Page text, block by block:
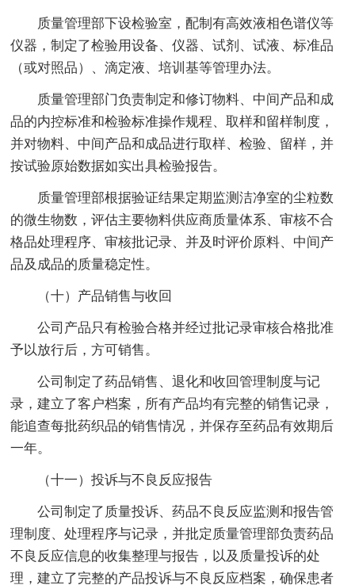
质量管理部下设检验室，配制有高效液相色谱仪等
仪器，制定了检验用设备、仪器、试剂、试液、标准品
（或对照品）、滴定液、培训基等管理办法。
质量管理部门负责制定和修订物料、中间产品和成
品的内控标准和检验标准操作规程、取样和留样制度，
并对物料、中间产品和成品进行取样、检验、留样，并
按试验原始数据如实出具检验报告。
质量管理部根据验证结果定期监测洁净室的尘粒数
的微生物数，评估主要物料供应商质量体系、审核不合
格品处理程序、审核批记录、并及时评价原料、中间产
品及成品的质量稳定性。
（十）产品销售与收回
公司产品只有检验合格并经过批记录审核合格批准
予以放行后，方可销售。
公司制定了药品销售、退化和收回管理制度与记
录，建立了客户档案，所有产品均有完整的销售记录，
能追查每批药织品的销售情况，并保存至药品有效期后
一年。
（十一）投诉与不良反应报告
公司制定了质量投诉、药品不良反应监测和报告管
理制度、处理程序与记录，并批定质量管理部负责药品
不良反应信息的收集整理与报告，以及质量投诉的处
理，建立了完整的产品投诉与不良反应档案，确保患者